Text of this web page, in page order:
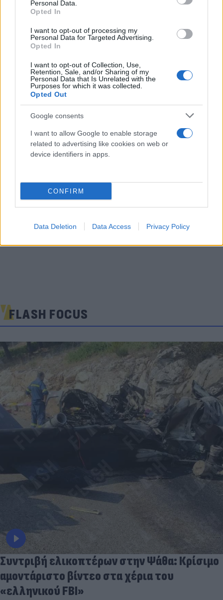
Personal Data.
Opted In
I want to opt-out of processing my
Personal Data for Targeted Advertising.
Opted In
I want to opt-out of Collection, Use,
Retention, Sale, and/or Sharing of my
Personal Data that Is Unrelated with the
Purposes for which it was collected.
Opted Out
Google consents
I want to allow Google to enable storage
related to advertising like cookies on web or
device identifiers in apps.
CONFIRM
Data Deletion Data Access Privacy Policy
FLASH FOCUS
Συντριβή ελικοπτέρων στην Ψάθα: Κρίσιμο
αμοντάριστο βίντεο στα χέρια του
«ελληνικού FBI»